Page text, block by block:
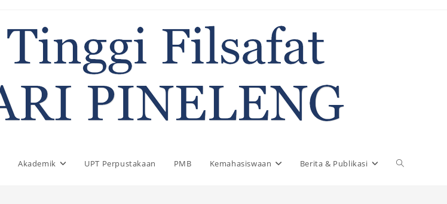
Akademik UPT Perpustakaan PMB Kemahasiswaan Berita & Publikasi